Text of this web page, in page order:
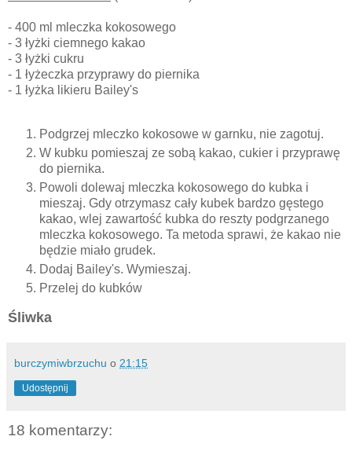
- 400 ml mleczka kokosowego
- 3 łyżki ciemnego kakao
- 3 łyżki cukru
- 1 łyżeczka przyprawy do piernika
- 1 łyżka likieru Bailey's
Podgrzej mleczko kokosowe w garnku, nie zagotuj.
W kubku pomieszaj ze sobą kakao, cukier i przyprawę
do piernika.
Powoli dolewaj mleczka kokosowego do kubka i
mieszaj. Gdy otrzymasz cały kubek bardzo gęstego
kakao, wlej zawartość kubka do reszty podgrzanego
mleczka kokosowego. Ta metoda sprawi, że kakao nie
będzie miało grudek.
Dodaj Bailey's. Wymieszaj.
Przelej do kubków
Śliwka
burczymiwbrzuchu o 21:15
Udostępnij
18 komentarzy: